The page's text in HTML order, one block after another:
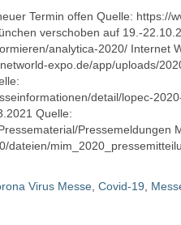
Termin offen Quelle: https://
verschoben auf 19.-
analytica-2020/ Internet
expo.de/app/uploads/
detail/lopec-
Quelle:
Pressemeldungen
dateien/
Virus Messe Covid-19